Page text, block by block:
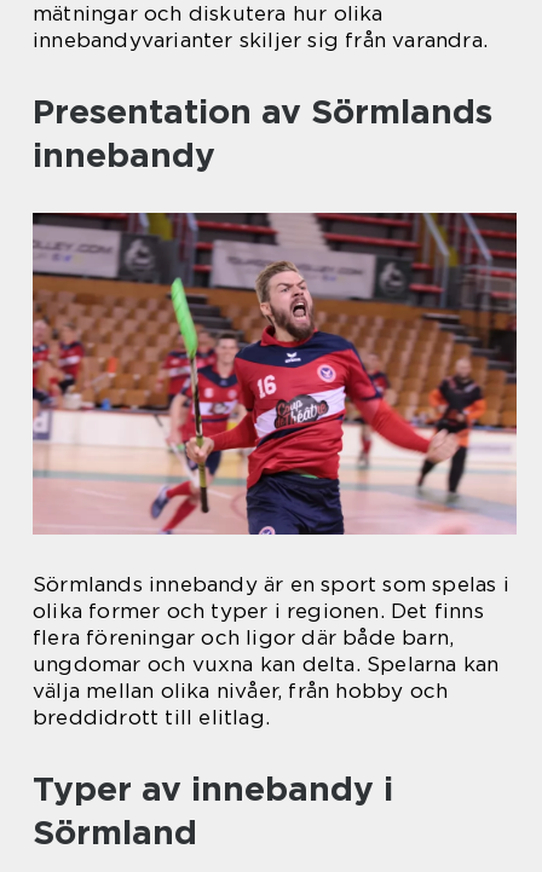
mätningar och diskutera hur olika
innebandyvarianter skiljer sig från varandra.
Presentation av Sörmlands
innebandy
Sörmlands innebandy är en sport som spelas i
olika former och typer i regionen. Det finns
flera föreningar och ligor där både barn,
ungdomar och vuxna kan delta. Spelarna kan
välja mellan olika nivåer, från hobby och
breddidrott till elitlag.
Typer av innebandy i
Sörmland